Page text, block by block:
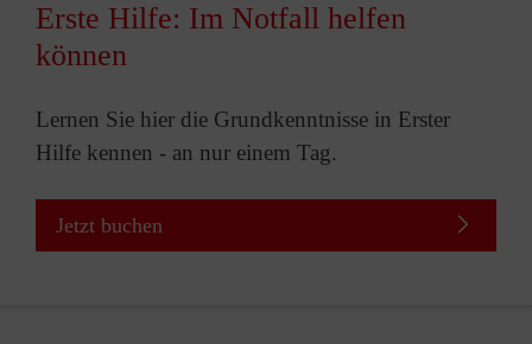
Erste Hilfe: Im Notfall helfen
können
Lernen Sie hier die Grundkenntnisse in Erster
Hilfe kennen - an nur einem Tag.
Jetzt buchen